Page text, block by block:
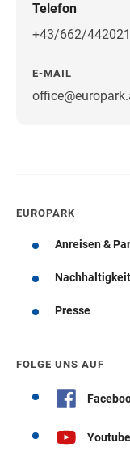
Telefon
+43/662/
E-MAIL
EUROPARK
Anreisen &
Nachhaltigkeit
Presse
FOLGE UNS AUF
Youtube